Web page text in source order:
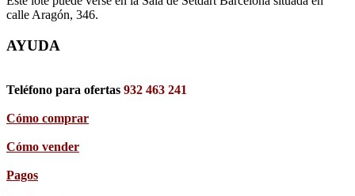
calle Aragón, 346.
AYUDA
Teléfono para ofertas 932 463 241
Cómo comprar
Cómo vender
Pagos